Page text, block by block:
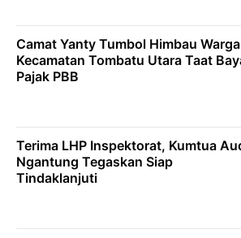
Camat Yanty Tumbol Himbau Warga
Kecamatan Tombatu Utara Taat
Pajak PBB
Terima LHP Inspektorat, Kumtua
Ngantung Tegaskan Siap
Tindaklanjuti